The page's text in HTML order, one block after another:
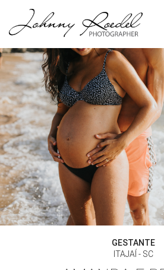
GESTANTE
ITAJAÍ - SC